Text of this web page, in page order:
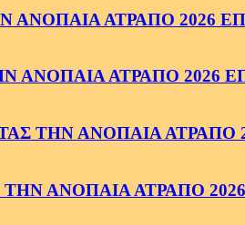
ΑΤΡΑΠΟ 2026
ΑΤΡΑΠΟ 2026
ΤΗΝ ΑΝΟΠΑΙΑ ΑΤΡΑΠΟ
ΑΝΟΠΑΙΑ ΑΤΡΑΠΟ 2026